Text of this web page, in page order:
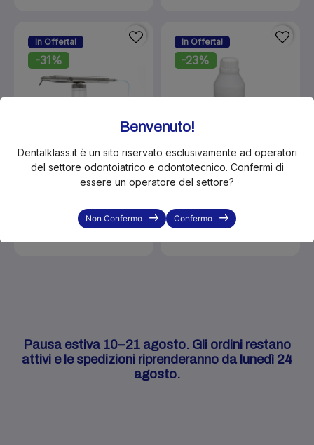
In Offerta!
-31%
Ronvig micro sabbiatrice
intraorale DENTO PREP
In Offerta!
-23%
Ronvig polvere di ossido di
alluminio 50 micron 900GR.
Pausa estiva 10–21 agosto. Gli ordini restano
attivi e le spedizioni riprenderanno da lunedì 24
agosto.
Benvenuto!
Dentalklass.it è un sito riservato esclusivamente ad operatori
del settore odontoiatrico e odontotecnico. Confermi di
essere un operatore del settore?
Non Confermo Confermo